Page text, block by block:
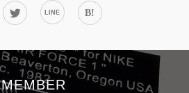
LINE B!
MEMBER